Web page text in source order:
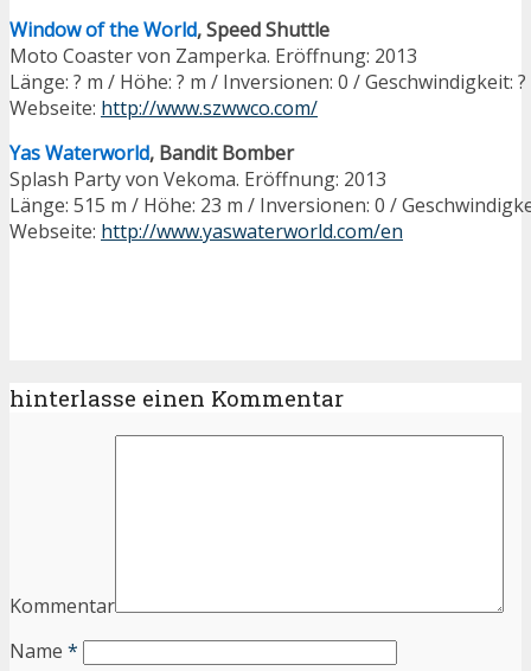
Window of the World, Speed Shuttle
Moto Coaster von Zamperka. Eröffnung: 2013
Länge: ? m / Höhe: ? m / Inversionen: 0 / Geschwindigkeit:
Webseite: http://www.szwwco.com/
Yas Waterworld, Bandit Bomber
Splash Party von Vekoma. Eröffnung: 2013
Länge: 515 m / Höhe: 23 m / Inversionen: 0 /
Webseite: http://www.yaswaterworld.com/en
hinterlasse einen Kommentar
Kommentar
Name *